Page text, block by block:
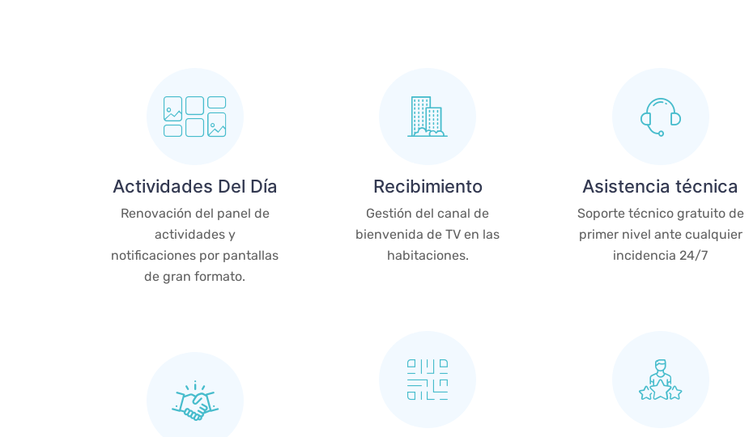
Actividades Del Día
Renovación del panel de
actividades y
notificaciones por pantallas
de gran formato.
Recibimiento
Gestión del canal de
bienvenida de TV en las
habitaciones.
Asistencia técnica
Soporte técnico gratuito de
primer nivel ante cualquier
incidencia 24/7